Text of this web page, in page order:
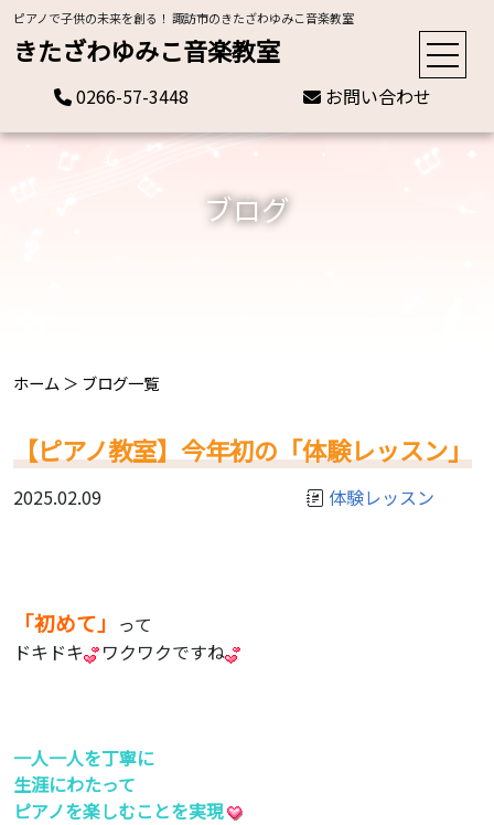
ピアノで子供の未来を創る！ 諏訪市のきたざわゆみこ音楽教室
きたざわゆみこ音楽教室
0266-57-3448 お問い合わせ
ブログ
ホーム ＞ ブログ一覧
【ピアノ教室】今年初の「体験レッスン」
2025.02.09 体験レッスン
「初めて」 って
ドキドキ
ワクワクですね
一人一人を丁寧に
生涯にわたって
ピアノを楽しむことを実現